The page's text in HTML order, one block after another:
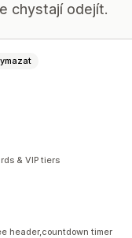
chystají odejít.
& VIP tiers
header,countdown timer